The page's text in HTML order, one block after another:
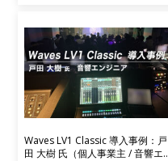
Waves LV1 Classic 導入事例：戸
田 大樹 氏（個人事業主 / 音響エ